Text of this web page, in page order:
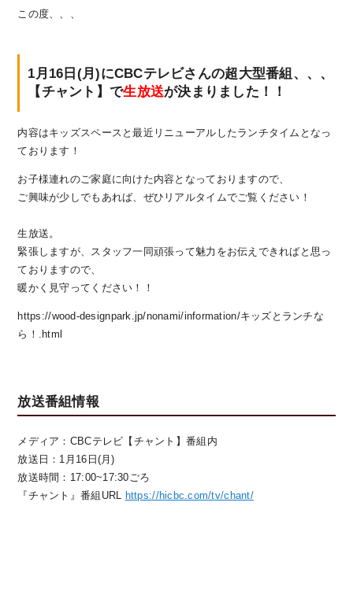
この度、、、
1月16日(月)にCBCテレビさんの超大型番組、、、
【チャント】で生放送が決まりました！！
内容はキッズスペースと最近リニューアルしたランチタイムとなっ
ております！
お子様連れのご家庭に向けた内容となっておりますので、
ご興味が少しでもあれば、ぜひリアルタイムでご覧ください！
生放送。
緊張しますが、スタッフ一同頑張って魅力をお伝えできればと思っ
ておりますので、
暖かく見守ってください！！
https://wood-designpark.jp/nonami/information/キッズとランチな
ら！.html
放送番組情報
メディア：CBCテレビ【チャント】番組内
放送日：1月16日(月)
放送時間：17:00~17:30ごろ
『チャント』番組URL
https://hicbc.com/tv/chant/